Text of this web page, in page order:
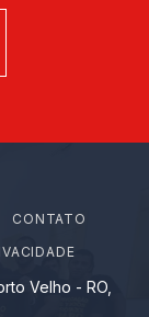
CONTATO
Velho - RO,